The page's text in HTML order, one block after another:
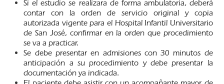
Si el estudio se realizara de forma ambulatoria, deberá
contar con la orden de servicio original y copia
autorizada vigente para el Hospital Infantil Universitario
de San José, confirmar en la orden que procedimiento
se va a practicar.
Se debe presentar en admisiones con 30 minutos de
anticipación a su procedimiento y debe presentar la
documentación ya indicada.